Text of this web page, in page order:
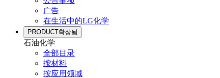
广告
在生活中的LG化学
PRODUCT확장됨
石油化学
全部目录
按材料
按应用领域